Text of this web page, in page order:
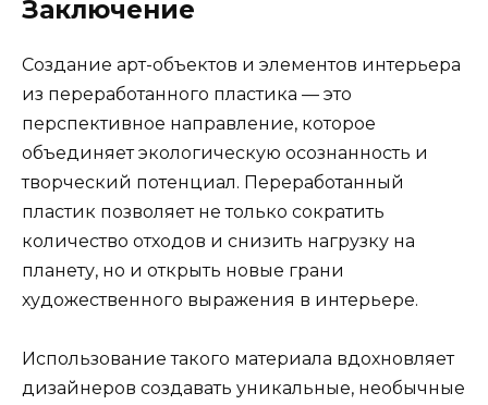
Заключение
Создание арт-объектов и элементов интерьера
из переработанного пластика — это
перспективное направление, которое
объединяет экологическую осознанность и
творческий потенциал. Переработанный
пластик позволяет не только сократить
количество отходов и снизить нагрузку на
планету, но и открыть новые грани
художественного выражения в интерьере.
Использование такого материала вдохновляет
дизайнеров создавать уникальные, необычные